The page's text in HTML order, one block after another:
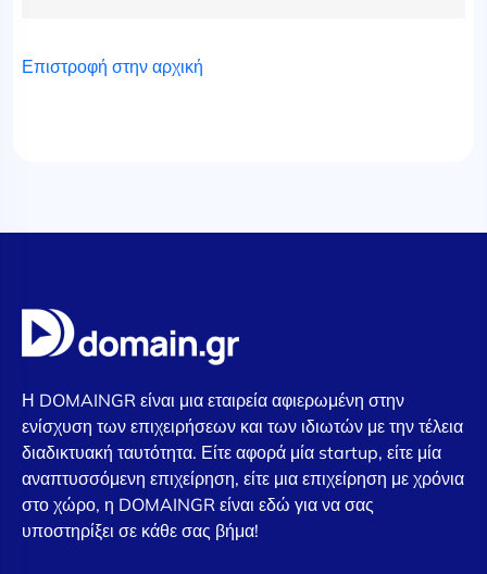
Επιστροφή στην αρχική
Η DOMAINGR είναι μια εταιρεία αφιερωμένη στην
ενίσχυση των επιχειρήσεων και των ιδιωτών με την τέλεια
διαδικτυακή ταυτότητα. Είτε αφορά μία startup, είτε μία
αναπτυσσόμενη επιχείρηση, είτε μια επιχείρηση με χρόνια
στο χώρο, η DOMAINGR είναι εδώ για να σας
υποστηρίξει σε κάθε σας βήμα!